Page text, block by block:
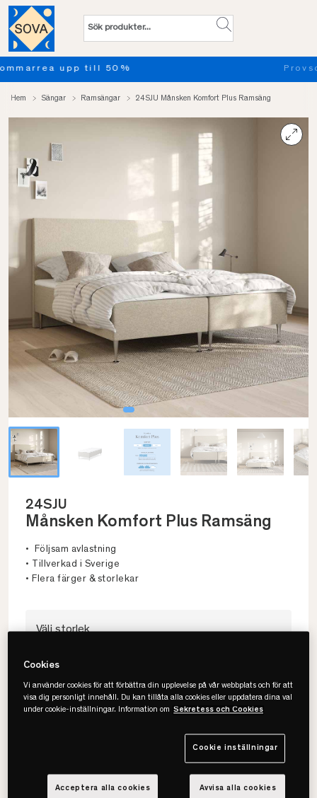
Provsov upp till 100 nätter. Läs mer
Hem Sängar Ramsängar 24SJU Månsken Komfort Plus Ramsäng
24SJU
Månsken Komfort Plus Ramsäng
• Följsam avlastning
• Tillverkad i Sverige
• Flera färger & storlekar
Välj storlek
Välj färg
Medium
Cookies
Vi använder cookies för att förbättra din upplevelse på vår webbplats och för att
visa dig personligt innehåll. Du kan tillåta alla cookies eller uppdatera dina val
under cookie-inställningar. Information om Sekretess och Cookies
Cookie inställningar
Avvisa alla cookies
Acceptera alla cookies